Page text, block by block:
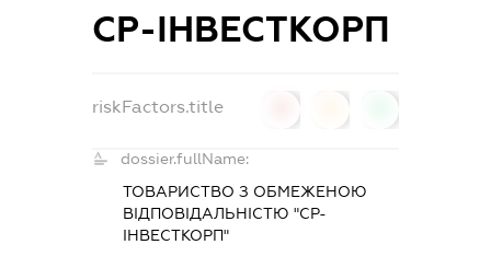
СР-ІНВЕСТКОРП
riskFactors.title
dossier.fullName:
ТОВАРИСТВО З ОБМЕЖЕНОЮ
ВІДПОВІДАЛЬНІСТЮ "СР-
ІНВЕСТКОРП"